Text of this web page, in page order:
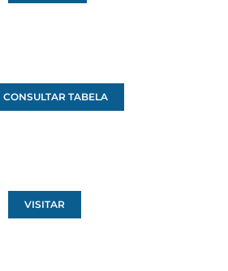
CONSULTAR TABELA
VISITAR